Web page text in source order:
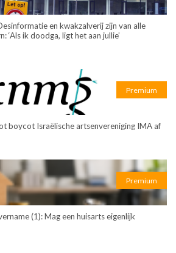
en kwakzalverij zijn van alle
‘Als ik doodga, ligt het aan jullie’
Premium
boycot Israëlische artsenvereniging IMA af
Premium
(1): Mag een huisarts eigenlijk